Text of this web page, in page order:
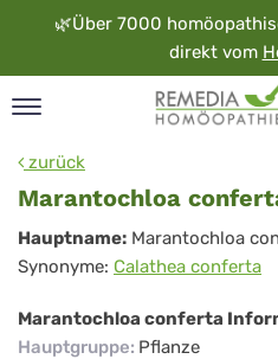
🌿Über 7000
direkt vom
zurück
Marantochloa
Marantochloa
conferta
Hauptname: Marantochloa
Synonyme: Calathea conferta
Marantochloa conferta
Hauptgruppe: Pflanze